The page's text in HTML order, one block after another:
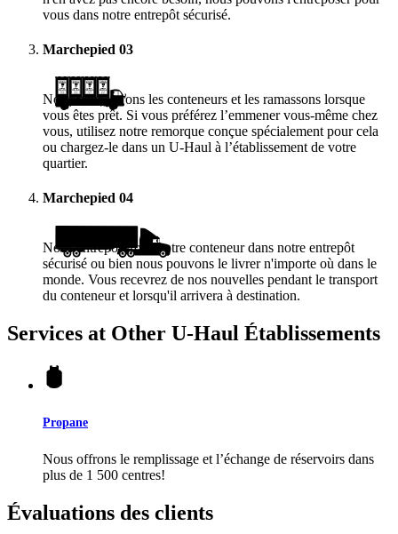
vous dans notre entrepôt sécurisé.
Marchepied 03
Nous vous livrons les conteneurs et les ramassons lorsque
vous êtes prêt. Si vous préférez l’emmener vous-même chez
vous, utilisez notre remorque conçue spécialement pour cela
ou chargez-le dans un U-Haul à l’établissement de votre
quartier.
Marchepied 04
Nous entreposerons votre conteneur dans notre entrepôt
sécurisé ou bien nous pouvons le livrer n'importe où dans le
monde. Vous recevrez de nos nouvelles pendant le transport
du conteneur et lorsqu'il arrivera à destination.
Services at Other U-Haul Établissements
Propane
Nous offrons le remplissage et l’échange de réservoirs dans
plus de 1 500 centres!
Évaluations des clients